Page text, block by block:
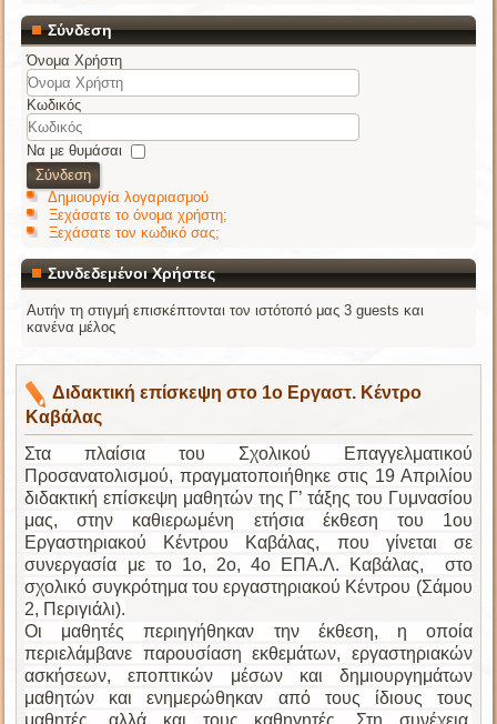
Σύνδεση
Όνομα Χρήστη
Κωδικός
Να με θυμάσαι
Σύνδεση
Δημιουργία λογαριασμού
Ξεχάσατε το όνομα χρήστη;
Ξεχάσατε τον κωδικό σας;
Συνδεδεμένοι Χρήστες
Αυτήν τη στιγμή επισκέπτονται τον ιστότοπό μας 3 guests και
κανένα μέλος
Διδακτική επίσκεψη στο 1ο Εργαστ. Κέντρο
Καβάλας
Στα πλαίσια του Σχολικού Επαγγελματικού
Προσανατολισμού, πραγματοποιήθηκε στις 19 Απριλίου
διδακτική επίσκεψη μαθητών της Γ’ τάξης του Γυμνασίου
μας, στην καθιερωμένη ετήσια έκθεση του 1ου
Εργαστηριακού Κέντρου Καβάλας, που γίνεται σε
συνεργασία με το 1ο, 2ο, 4ο ΕΠΑ.Λ. Καβάλας, στο
σχολικό συγκρότημα του εργαστηριακού Κέντρου (Σάμου
2, Περιγιάλι).
Οι μαθητές περιηγήθηκαν την έκθεση, η οποία
περιελάμβανε παρουσίαση εκθεμάτων, εργαστηριακών
ασκήσεων, εποπτικών μέσων και δημιουργημάτων
μαθητών και ενημερώθηκαν από τους ίδιους τους
μαθητές, αλλά και τους καθηγητές. Στη συνέχεια,